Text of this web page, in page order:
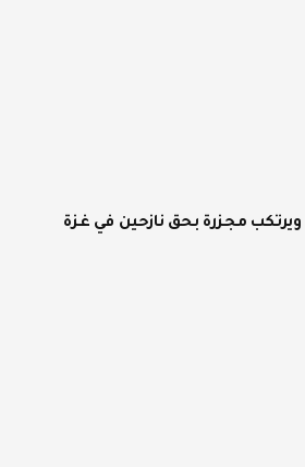
ويرتكب مجزرة بحق نازحين في غزة